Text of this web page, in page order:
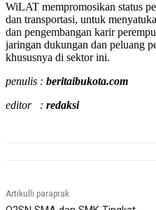
WiLAT mempromosikan status
dan transportasi, untuk
dan pengembangan karir
jaringan dukungan dan peluang
khususnya di sektor ini.
penulis : beritaibukota.com
editor : redaksi
Artikulli paraprak